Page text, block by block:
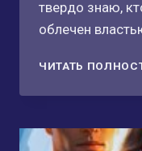
твердо знаю,
облечен
ЧИТАТЬ